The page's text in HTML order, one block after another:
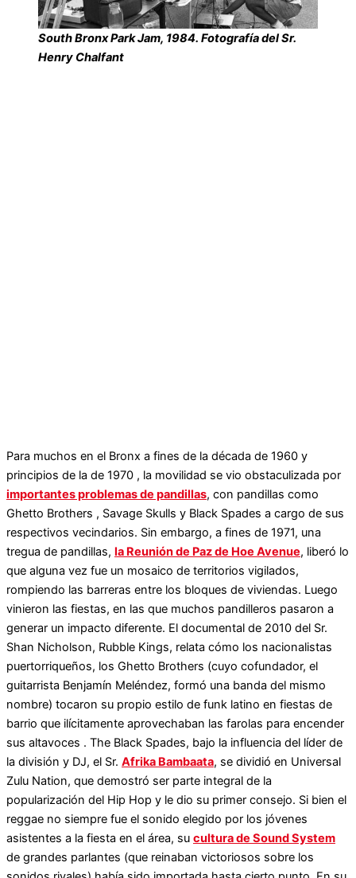
South Bronx Park Jam, 1984. Fotografía del Sr.
Henry Chalfant
Para muchos en el Bronx a fines de la década de 1960 y
principios de la de 1970 , la movilidad se vio obstaculizada por
importantes problemas de pandillas, con pandillas como
Ghetto Brothers , Savage Skulls y Black Spades a cargo de sus
respectivos vecindarios. Sin embargo, a fines de 1971, una
tregua de pandillas, la Reunión de Paz de Hoe Avenue, liberó lo
que alguna vez fue un mosaico de territorios vigilados,
rompiendo las barreras entre los bloques de viviendas. Luego
vinieron las fiestas, en las que muchos pandilleros pasaron a
generar un impacto diferente. El documental de 2010 del Sr.
Shan Nicholson, Rubble Kings, relata cómo los nacionalistas
puertorriqueños, los Ghetto Brothers (cuyo cofundador, el
guitarrista Benjamín Meléndez, formó una banda del mismo
nombre) tocaron su propio estilo de funk latino en fiestas de
barrio que ilícitamente aprovechaban las farolas para encender
sus altavoces . The Black Spades, bajo la influencia del líder de
la división y DJ, el Sr. Afrika Bambaata, se dividió en Universal
Zulu Nation, que demostró ser parte integral de la
popularización del Hip Hop y le dio su primer consejo. Si bien el
reggae no siempre fue el sonido elegido por los jóvenes
asistentes a la fiesta en el área, su cultura de Sound System
de grandes parlantes (que reinaban victoriosos sobre los